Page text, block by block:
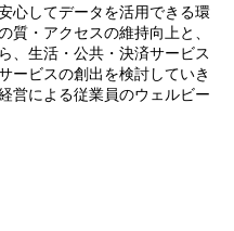
心してデータを活用できる環
質・アクセスの維持向上と、
、生活・公共・決済サービス
ービスの創出を検討していき
営による従業員のウェルビー